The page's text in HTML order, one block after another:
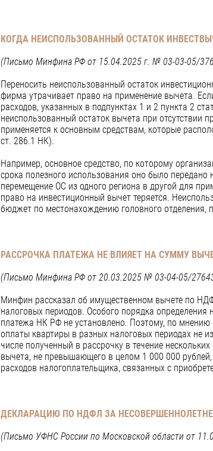
КОГДА НЕИСПОЛЬЗОВАННЫЙ ОСТАТОК
(Письмо Минфина РФ от 15.04.2025 г. № 03-03-05/
Переносить неиспользованный остаток
фирма утрачивает право на применение вычета.
расходов, указанных в подпунктах 1 и 2 пункта 2
неиспользованный остаток вычета при
применяется к основным средствам, которые
ст. 286.1 НК).
Например, основное средство, по которому
срока полезного использования оно было передано
перемещение ОС из одного региона в другой для
право на инвестиционный вычет теряется.
бюджет по местонахождению головного отделения,
РАССРОЧКА ПЛАТЕЖА НЕ ВЛИЯЕТ НА СУММУ
(Письмо Минфина РФ от 20.03.2025 № 03-04-05/
Минфин рассказал об имущественном вычете по
налоговых периодов. Особого порядка
платежа НК РФ не установлено. Поэтому, по
оплаты квартиры в разных налоговых периодах не
числе полученный в рассрочку в течение
вычета, не превышающего в целом 1 000 000
расходов налогоплательщика, связанных с
ДЕКЛАРАЦИЮ ПО НДФЛ ЗА
(Письмо УФНС России по Московской области от